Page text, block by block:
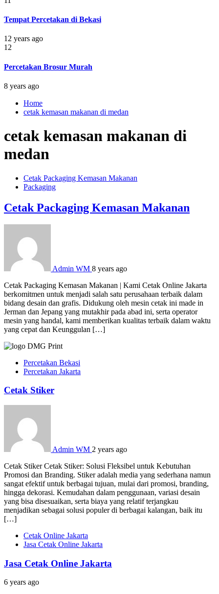
Tempat Percetakan di Bekasi
12 years ago
12
Percetakan Brosur Murah
8 years ago
Home
cetak kemasan makanan di medan
cetak kemasan makanan di
medan
Cetak Packaging Kemasan Makanan
Packaging
Cetak Packaging Kemasan Makanan
Admin WM 8 years ago
Cetak Packaging Kemasan Makanan | Kami Cetak Online Jakarta
berkomitmen untuk menjadi salah satu perusahaan terbaik dalam
bidang desain dan grafis. Didukung oleh mesin cetak ini made in
Jerman dan Jepang yang mutakhir pada abad ini, serta operator
mesin yang handal, kami memberikan kualitas terbaik dalam waktu
yang cepat dan Keunggulan […]
Percetakan Bekasi
Percetakan Jakarta
Cetak Stiker
Admin WM 2 years ago
Cetak Stiker Cetak Stiker: Solusi Fleksibel untuk Kebutuhan
Promosi dan Branding. Stiker adalah media yang sederhana namun
sangat efektif untuk berbagai tujuan, mulai dari promosi, branding,
hingga dekorasi. Kemudahan dalam penggunaan, variasi desain
yang bisa disesuaikan, serta biaya yang relatif terjangkau
menjadikan sebagai solusi populer di berbagai kalangan, baik itu
[…]
Cetak Online Jakarta
Jasa Cetak Online Jakarta
Jasa Cetak Online Jakarta
6 years ago